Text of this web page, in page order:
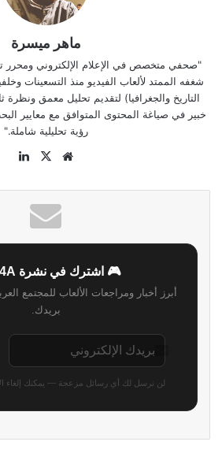
ماهر ميسرة
شغفه الممتد لألعاب الفيديو منذ التسعينات
التاريخ والجغرافيا) لتقديم تحليل معمق ونظرة
خبير في صياغة المحتوى المتوافق مع معايير
رؤية تحليلية شاملة."
موقع
‫X
🎮 اشترك في نشرة VGA4A
أبرز أخبار ومراجعات الألعاب للمجتمع
بريدك.
لن نرسل لك أي رسائل مزعجة — يمكنك إلغاء